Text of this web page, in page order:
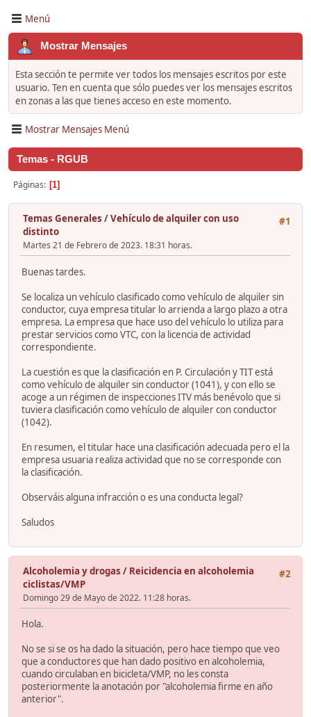
Menú
Mostrar Mensajes
Esta sección te permite ver todos los mensajes escritos por este
usuario. Ten en cuenta que sólo puedes ver los mensajes escritos
en zonas a las que tienes acceso en este momento.
Mostrar Mensajes Menú
Temas - RGUB
Páginas 1
#1
Temas Generales /Vehículo de alquiler con uso
distinto
Martes 21 de Febrero de 2023. 18:31 horas.
Buenas tardes.
Se localiza un vehículo clasificado como vehículo de alquiler sin
conductor, cuya empresa titular lo arrienda a largo plazo a otra
empresa. La empresa que hace uso del vehículo lo utiliza para
prestar servicios como VTC, con la licencia de actividad
correspondiente.
La cuestión es que la clasificación en P. Circulación y TIT está
como vehículo de alquiler sin conductor (1041), y con ello se
acoge a un régimen de inspecciones ITV más benévolo que si
tuviera clasificación como vehículo de alquiler con conductor
(1042).
En resumen, el titular hace una clasificación adecuada pero el la
empresa usuaria realiza actividad que no se corresponde con
la clasificación.
Observáis alguna infracción o es una conducta legal?
Saludos
#2
Alcoholemia y drogas / Reicidencia en alcoholemia
ciclistas/VMP
Domingo 29 de Mayo de 2022. 11:28 horas.
Hola.
No se si se os ha dado la situación, pero hace tiempo que veo
que a conductores que han dado positivo en alcoholemia,
cuando circulaban en bicicleta/VMP, no les consta
posteriormente la anotación por "alcoholemia firme en año
anterior".